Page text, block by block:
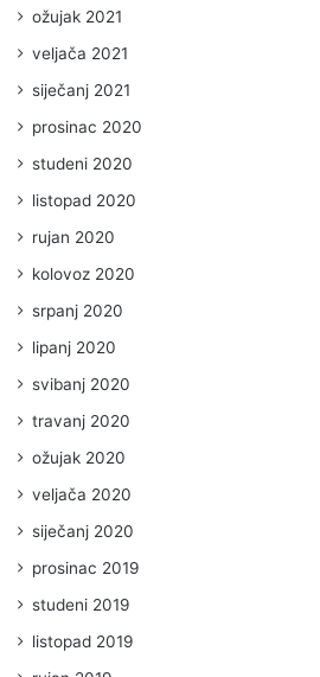
ožujak 2021
veljača 2021
siječanj 2021
prosinac 2020
studeni 2020
listopad 2020
rujan 2020
kolovoz 2020
srpanj 2020
lipanj 2020
svibanj 2020
travanj 2020
ožujak 2020
veljača 2020
siječanj 2020
prosinac 2019
studeni 2019
listopad 2019